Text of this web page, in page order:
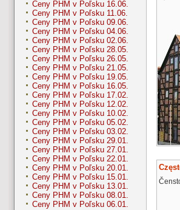
Ceny PHM v Poľsku 16.06.
Ceny PHM v Poľsku 11.06.
Ceny PHM v Poľsku 09.06.
Ceny PHM v Poľsku 04.06.
Ceny PHM v Poľsku 02.06.
Ceny PHM v Poľsku 28.05.
Ceny PHM v Poľsku 26.05.
Ceny PHM v Poľsku 21.05.
Ceny PHM v Poľsku 19.05.
Ceny PHM v Poľsku 16.05.
Ceny PHM v Poľsku 17.02.
Ceny PHM v Poľsku 12.02.
Ceny PHM v Poľsku 10.02.
Ceny PHM v Poľsku 05.02.
Ceny PHM v Poľsku 03.02.
Ceny PHM v Poľsku 29.01.
Ceny PHM v Poľsku 27.01.
Ceny PHM v Poľsku 22.01.
Ceny PHM v Poľsku 20.01.
Ceny PHM v Poľsku 15.01.
Ceny PHM v Poľsku 13.01.
Ceny PHM v Poľsku 08.01.
Ceny PHM v Poľsku 06.01.